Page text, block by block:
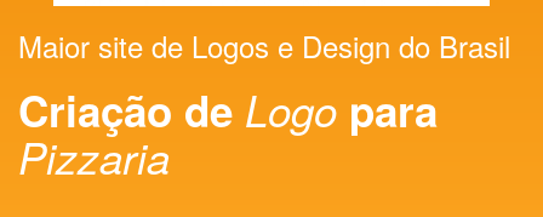
Maior site de Logos e Design do Brasil
Criação de Logo para
Pizzaria